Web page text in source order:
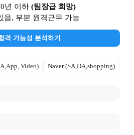
년 이하 (팀장급 희망)
음, 부분 원격근무 가능
격 가능성 분석하기
Video) Naver (SA,DA,shopping)